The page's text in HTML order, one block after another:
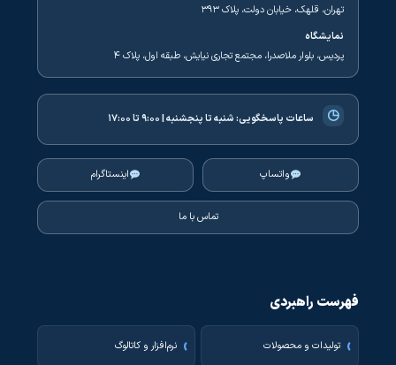
تهران، قلهک، خیابان دولت، پلاک ۳۹۳
نمایشگاه
پردیس، بلوار ملاصدرا، مجتمع تجاری نیایش، طبقه اول، پلاک ۴
◷ ساعات پاسخگویی:شنبه تا پنجشنبه | ۹:۰۰ تا ۱۷:۰۰
واتساپ اینستاگرام
تماس با ما
فهرست راهبردی
تولیدات و محصولات نرم‌افزار و کاتالوگ